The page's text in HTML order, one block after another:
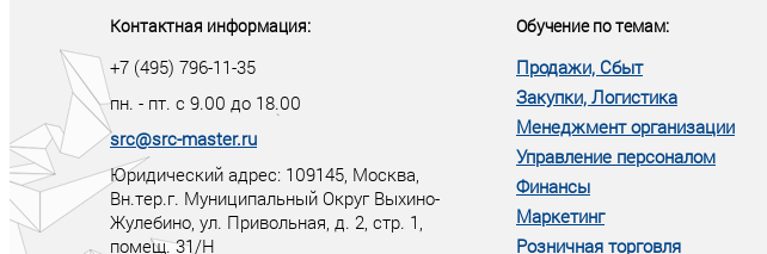
Контактная информация:
+7 (495) 796-11-35
пн. - пт. с 9.00 до 18.00
src@src-master.ru
Юридический адрес: 109145, Москва,
Вн.тер.г. Муниципальный Округ Выхино-
Жулебино, ул. Привольная, д. 2, стр. 1,
помещ. 31/Н
Обучение по темам:
Продажи, Сбыт
Закупки, Логистика
Менеджмент организации
Управление персоналом
Финансы
Маркетинг
Розничная торговля